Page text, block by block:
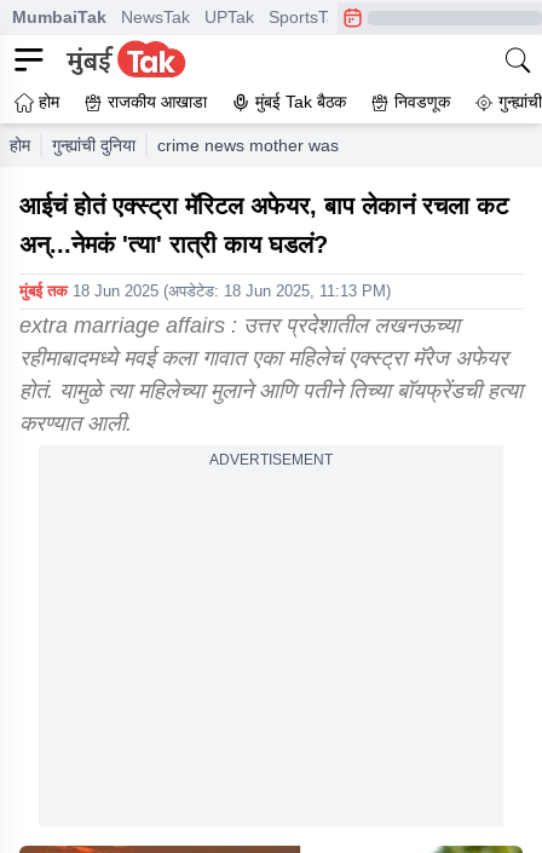
MumbaiTak NewsTak UPTak SportsTak CrimeTak
होम राजकीय आखाडा मुंबई Tak बैठक निवडणूक
होम गुन्ह्यांची दुनिया crime news mother was having an extra marital
आईचं होतं एक्स्ट्रा मॅरिटल अफेयर, बाप लेकानं रचला कट
अन्...नेमकं 'त्या' रात्री काय घडलं?
मुंबई तक 18 Jun 2025 (अपडेटेड: 18 Jun 2025, 11:13 PM)
extra marriage affairs : उत्तर प्रदेशातील लखनऊच्या
रहीमाबादमध्ये मवई कला गावात एका महिलेचं एक्स्ट्रा मॅरेज अफेयर
होतं. यामुळे त्या महिलेच्या मुलाने आणि पतीने तिच्या बॉयफ्रेंडची हत्या
करण्यात आली.
ADVERTISEMENT